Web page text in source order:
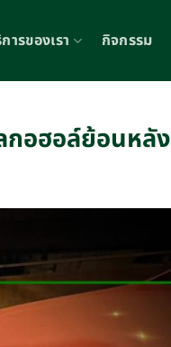
ารของเรา กิจกรรม
กอฮอล์ย้อนหลัง